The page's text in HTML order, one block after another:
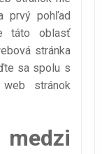
prvý pohľad
táto oblasť
stránka
sa spolu s
stránok